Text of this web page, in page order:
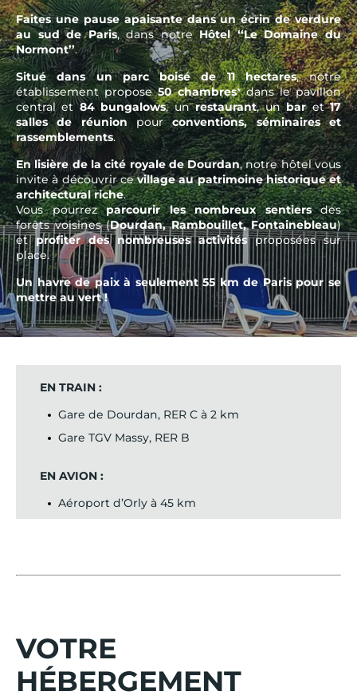
Faites une pause apaisante dans un écrin de verdure
au sud de Paris, dans notreHôtel ‘‘Le Domaine du
Normont’’.
Situé dans un parc boisé de 11 hectares, notre
établissement propose50 chambres* dans le pavillon
central et84 bungalows, unrestaurant, unbaret17
salles de réunion pourconventions, séminaires et
rassemblements.
En lisière de la cité royale de Dourdan, notre hôtel vous
invite à découvrir cevillage au patrimoine historique et
architectural riche.
Vous pourrezparcourir les nombreux sentiersdes
forêts voisines (Dourdan, Rambouillet, Fontainebleau)
etprofiter des nombreuses activitésproposées sur
place.
Un havre de paix à seulement 55 km de Paris pour se
mettre au vert !
EN TRAIN :
Gare de Dourdan, RER C à 2 km
Gare TGV Massy, RER B
EN AVION :
Aéroport d’Orly à 45 km
VOTRE
HÉBERGEMENT